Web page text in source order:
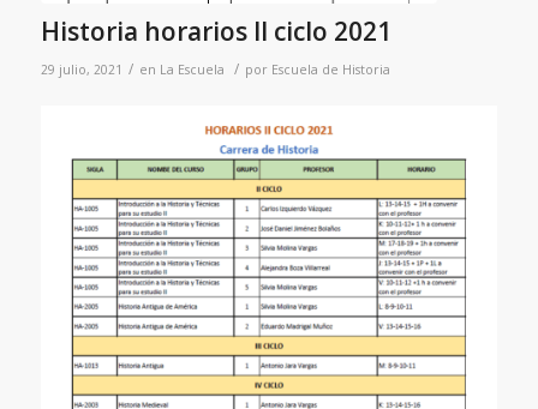
Historia horarios II ciclo 2021
29 julio, 2021 / en La Escuela / por Escuela de Historia